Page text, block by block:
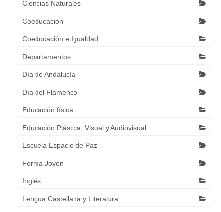
Ciencias Naturales
Coeducación
Coeducación e Igualdad
Departamentos
Día de Andalucía
Día del Flamenco
Educación física
Educación Plástica, Visual y Audiovisual
Escuela Espacio de Paz
Forma Joven
Inglés
Lengua Castellana y Literatura